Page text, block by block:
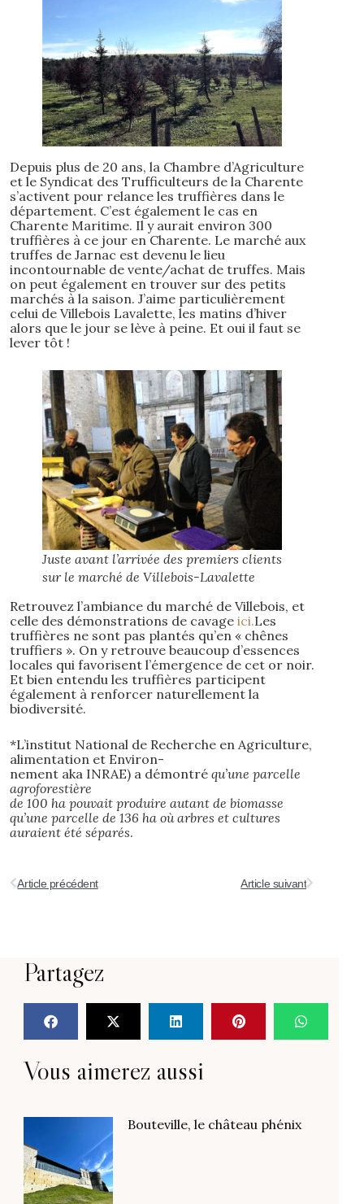
Depuis plus de 20 ans, la Chambre d’Agriculture
et le Syndicat des Trufficulteurs de la Charente
s’activent pour relance les truffières dans le
département. C’est également le cas en
Charente Maritime. Il y aurait environ 300
truffières à ce jour en Charente. Le marché aux
truffes de Jarnac est devenu le lieu
incontournable de vente/achat de truffes. Mais
on peut également en trouver sur des petits
marchés à la saison. J’aime particulièrement
celui de Villebois Lavalette, les matins d’hiver
alors que le jour se lève à peine. Et oui il faut se
lever tôt !
Juste avant l’arrivée des premiers clients
sur le marché de Villebois-Lavalette
Retrouvez l’ambiance du marché de Villebois, et
celle des démonstrations de cavageici.Les
truffières ne sont pas plantés qu’en « chênes
truffiers ». On y retrouve beaucoup d’essences
locales qui favorisent l’émergence de cet or noir.
Et bien entendu les truffières participent
également à renforcer naturellement la
biodiversité.
*L’institut National de Recherche en Agriculture,
alimentation et Environ-
nement aka INRAE) a démontréqu’une parcelle
agroforestière
de 100 ha pouvait produire autant de biomasse
qu’une parcelle de 136 ha où arbres et cultures
auraient été séparés.
Article précédent Article suivant
Partagez
Vous aimerez aussi
Bouteville, le château phénix